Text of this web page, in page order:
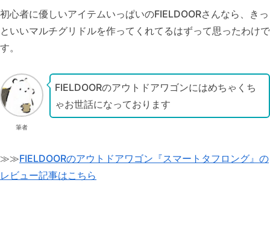
初心者に優しいアイテムいっぱいのFIELDOORさんなら、きっ
といいマルチグリドルを作ってくれてるはずって思ったわけで
す。
筆者
FIELDOORのアウトドアワゴンにはめちゃくち
ゃお世話になっております
≫≫FIELDOORのアウトドアワゴン『スマートタフロング』の
レビュー記事はこちら